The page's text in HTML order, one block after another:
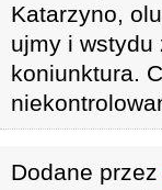
Katarzyno,
ujmy i wstydu
koniunktura.
Dodane przez